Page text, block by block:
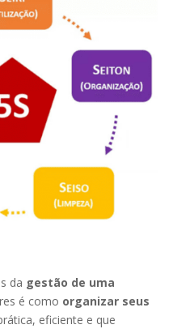
da gestão de uma
é como organizar seus
eficiente e que